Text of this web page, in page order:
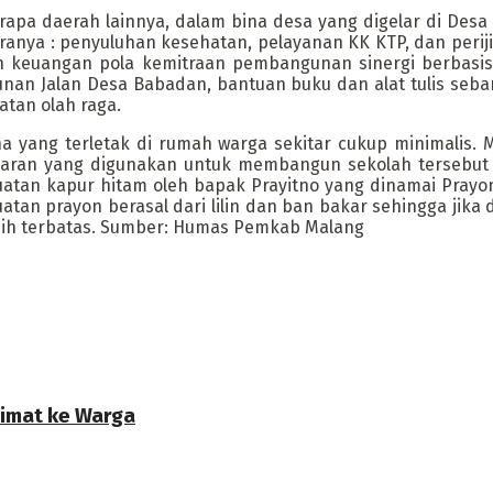
daerah lainnya, dalam bina desa yang digelar di
: penyuluhan kesehatan, pelayanan KK KTP, dan
pola kemitraan pembangunan sinergi
Jalan Desa Babadan, bantuan buku dan alat tulis
olah raga.
yang terletak di rumah warga sekitar cukup
yang digunakan untuk membangun sekolah
kapur hitam oleh bapak Prayitno yang dinamai
prayon berasal dari lilin dan ban bakar sehingga
terbatas. Sumber: Humas Pemkab Malang
ke Warga